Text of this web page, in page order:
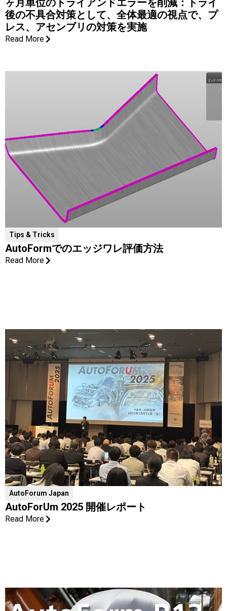
後の不具合対策として、全体最適の視点で、プ
レス、アセンブリの対策を実施
Read More
Tips & Tricks
AutoFormでのエッジワレ評価方法
Read More
AutoForum Japan
AutoForUm 2025 開催レポート
Read More